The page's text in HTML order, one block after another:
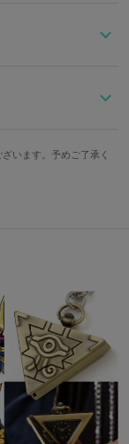
レーションを侮辱
ただくことでいつ
オレが持つ限り、
います。予めご了承く